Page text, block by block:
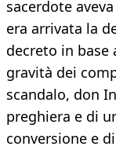
sacerdote
era arrivata la
decreto in base
gravità dei
scandalo, don
preghiera e di
conversione e